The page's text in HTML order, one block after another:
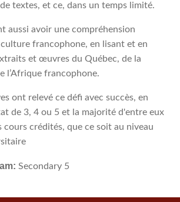
textes, et ce, dans un temps limité.
aussi avoir une compréhension
francophone, en lisant et en
et œuvres du Québec, de la
l’Afrique francophone.
ont relevé ce défi avec succès, en
de 3, 4 ou 5 et la majorité d'entre eux
crédités, que ce soit au niveau
Secondary 5